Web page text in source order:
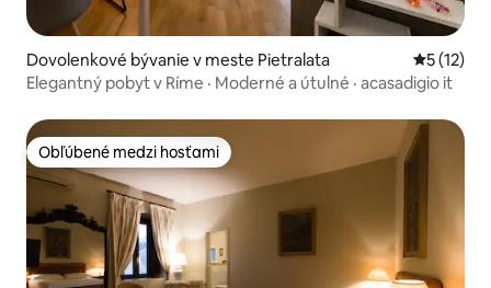
Dovolenkové bývanie v meste Pietralata
5 (12)
Elegantný pobyt v Ríme · Moderné a útulné · acasadigio it
Obľúbené medzi hosťami
Obľúbené medzi hosťami